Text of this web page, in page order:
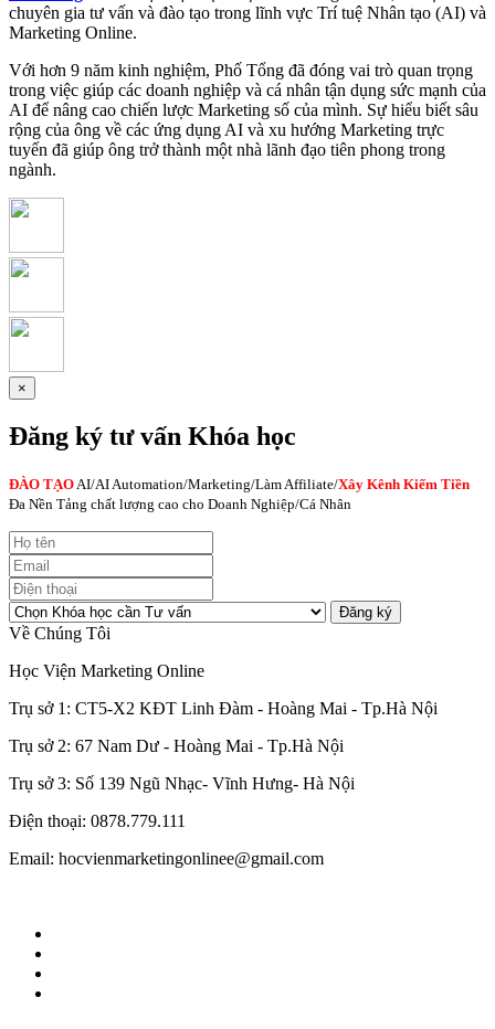
chuyên gia tư vấn và đào tạo trong lĩnh vực Trí tuệ Nhân tạo (AI) và
Marketing Online.
Với hơn 9 năm kinh nghiệm, Phố Tổng đã đóng vai trò quan trọng
trong việc giúp các doanh nghiệp và cá nhân tận dụng sức mạnh của
AI để nâng cao chiến lược Marketing số của mình. Sự hiểu biết sâu
rộng của ông về các ứng dụng AI và xu hướng Marketing trực
tuyến đã giúp ông trở thành một nhà lãnh đạo tiên phong trong
ngành.
×
Đăng ký tư vấn Khóa học
ĐÀO TẠO AI/AI Automation/Marketing/Làm Affiliate/Xây Kênh Kiếm Tiền
Đa Nền Tảng chất lượng cao cho Doanh Nghiệp/Cá Nhân
Đăng ký
Về Chúng Tôi
Học Viện Marketing Online
Trụ sở 1: CT5-X2 KĐT Linh Đàm - Hoàng Mai - Tp.Hà Nội
Trụ sở 2: 67 Nam Dư - Hoàng Mai - Tp.Hà Nội
Trụ sở 3: Số 139 Ngũ Nhạc- Vĩnh Hưng- Hà Nội
Điện thoại: 0878.779.111
Email: hocvienmarketingonlinee@gmail.com